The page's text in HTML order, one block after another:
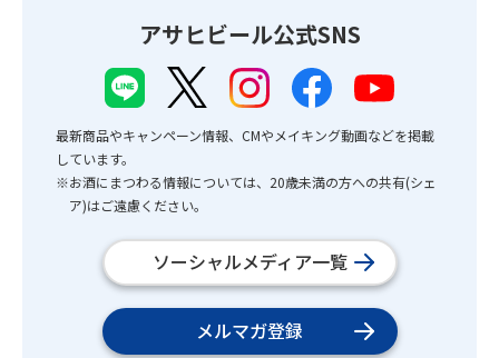
アサヒビール公式SNS
最新商品やキャンペーン情報、CMやメイキング動画などを掲載
しています。
※お酒にまつわる情報については、20歳未満の方への共有(シェ
ア)はご遠慮ください。
ソーシャルメディア一覧
メルマガ登録